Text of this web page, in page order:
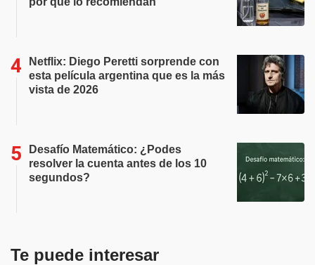
Netflix: Diego Peretti sorprende con
esta película argentina que es la más
vista de 2026
Desafío Matemático: ¿Podes
resolver la cuenta antes de los 10
segundos?
Te puede interesar